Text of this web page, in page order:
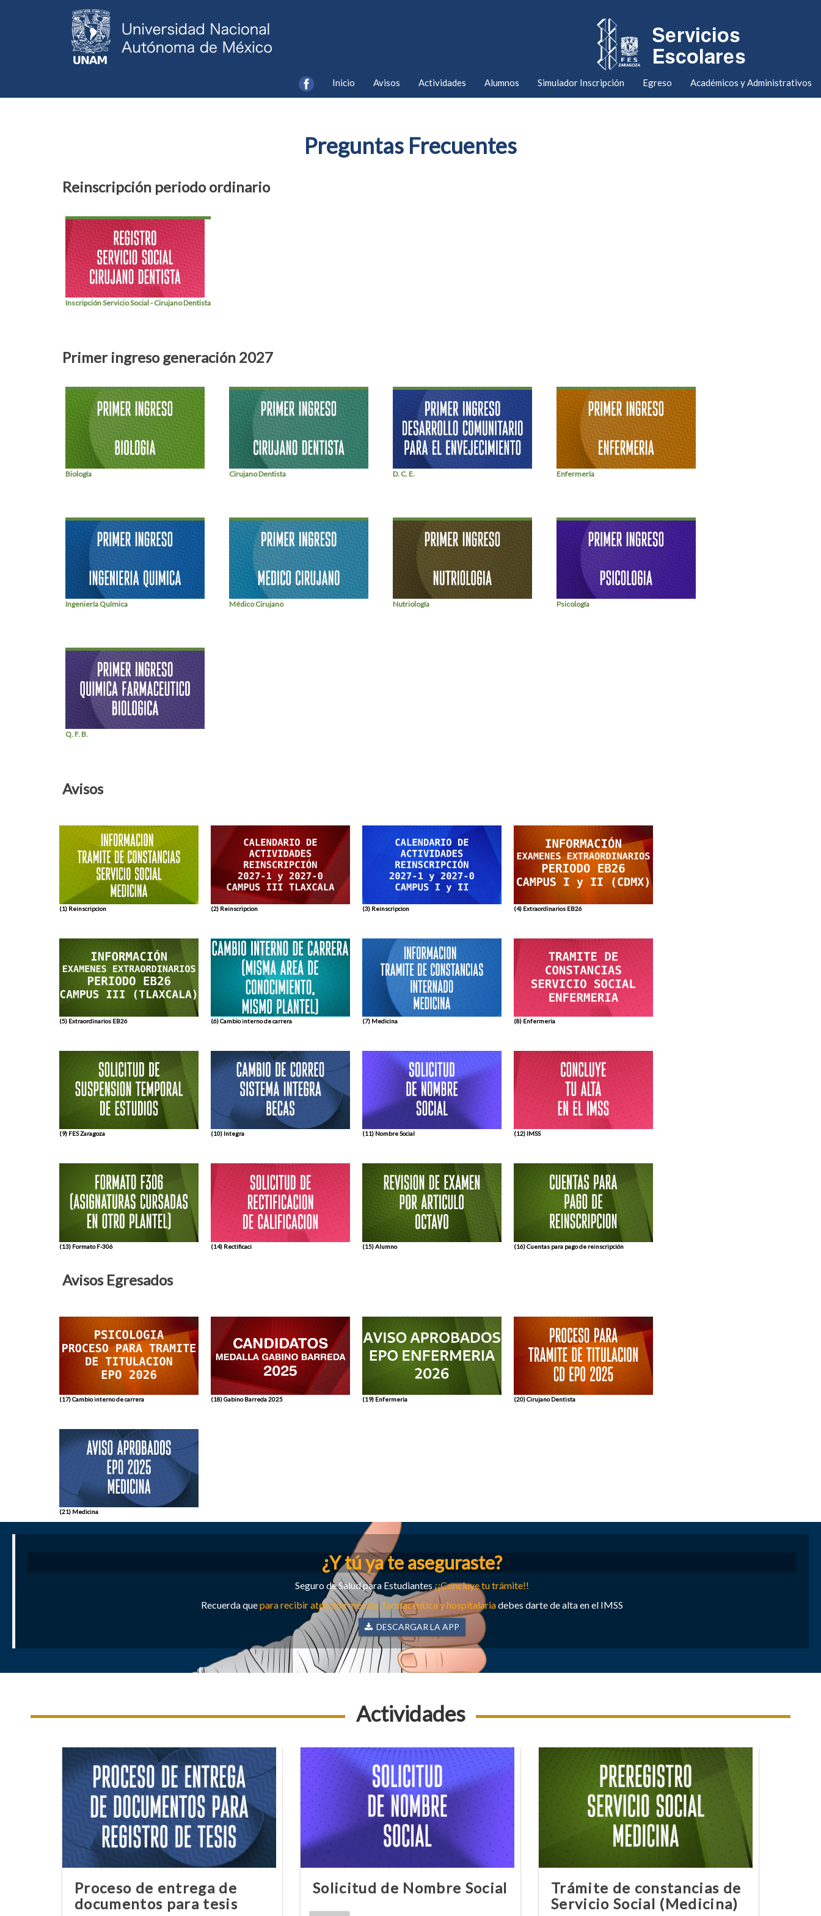
Inicio Avisos Actividades Alumnos Simulador Inscripción Egreso Académicos y Administrativos
Preguntas Frecuentes
Reinscripción periodo ordinario
Inscripción Servicio Social - Cirujano Dentista
Primer ingreso generación 2027
Biología Cirujano Dentista D. C. E. Enfermería
Ingeniería Química Médico Cirujano Nutriología Psicología
Q. F. B.
Avisos
(1) Reinscripcion (2) Reinscripcion (3) Reinscripcion (4) Extraordinarios EB26
(5) Extraordinarios EB26 (6) Cambio interno de carrera (7) Medicina (8) Enfermeria
(9) FES Zaragoza (10) Integra (11) Nombre Social (12) IMSS
(13) Formato F-306 (14) Rectificaci (15) Alumno (16) Cuentas para pago de reinscripción
Avisos Egresados
(17) Cambio interno de carrera (18) Gabino Barreda 2025 (19) Enfermeria (20) Cirujano Dentista
(21) Medicina
¿Y tú ya te aseguraste?
Seguro de Salud para Estudiantes ¡¡Concluye tu trámite!!
Recuerda quepara recibir atención médica, farmacéutica y hospitalariadebes darte de alta en el IMSS
DESCARGAR LA APP
Actividades
Proceso de entrega de
documentos para tesis
Solicitud de Nombre Social
Trámite de constancias de
Servicio Social (Medicina)